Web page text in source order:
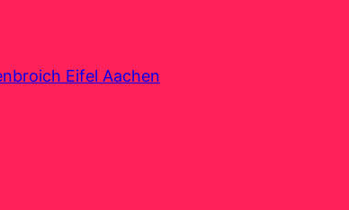
Eifel Aachen